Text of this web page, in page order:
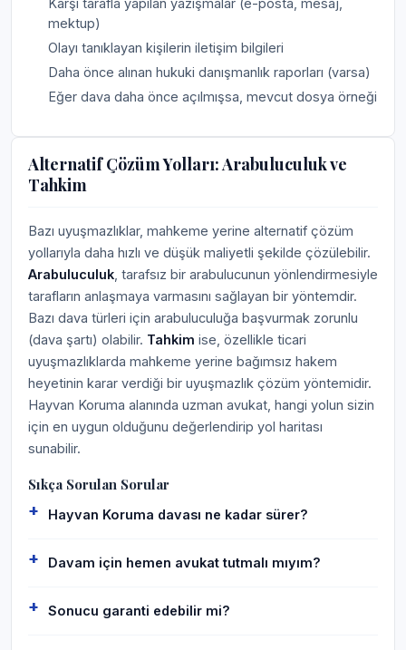
Karşı tarafla yapılan yazışmalar (e-posta, mesaj,
mektup)
Olayı tanıklayan kişilerin iletişim bilgileri
Daha önce alınan hukuki danışmanlık raporları (varsa)
Eğer dava daha önce açılmışsa, mevcut dosya örneği
Alternatif Çözüm Yolları: Arabuluculuk ve
Tahkim
Bazı uyuşmazlıklar, mahkeme yerine alternatif çözüm
yollarıyla daha hızlı ve düşük maliyetli şekilde çözülebilir.
Arabuluculuk , tarafsız bir arabulucunun yönlendirmesiyle
tarafların anlaşmaya varmasını sağlayan bir yöntemdir.
Bazı dava türleri için arabuluculuğa başvurmak zorunlu
(dava şartı) olabilir. Tahkim ise, özellikle ticari
uyuşmazlıklarda mahkeme yerine bağımsız hakem
heyetinin karar verdiği bir uyuşmazlık çözüm yöntemidir.
Hayvan Koruma alanında uzman avukat, hangi yolun sizin
için en uygun olduğunu değerlendirip yol haritası
sunabilir.
Sıkça Sorulan Sorular
Hayvan Koruma davası ne kadar sürer?
Davam için hemen avukat tutmalı mıyım?
Sonucu garanti edebilir mi?